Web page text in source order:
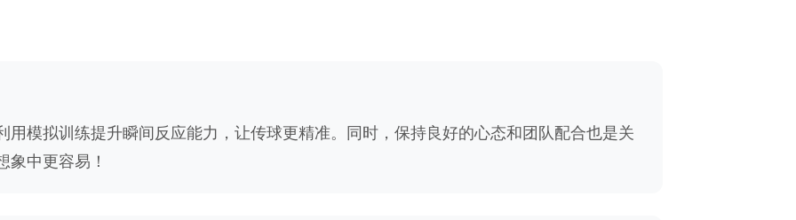
模拟训练提升瞬间反应能力，让传球更精准。同时，保持良好的心态和团队配合也是关
中更容易！